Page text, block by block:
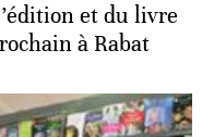
et du livre
à Rabat